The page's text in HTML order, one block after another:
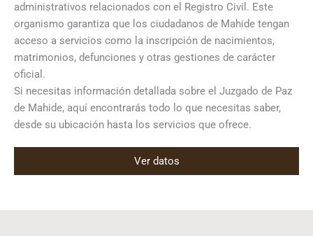
administrativos relacionados con el Registro Civil. Este
organismo garantiza que los ciudadanos de Mahide tengan
acceso a servicios como la inscripción de nacimientos,
matrimonios, defunciones y otras gestiones de carácter
oficial.
Si necesitas información detallada sobre el Juzgado de Paz
de Mahide, aquí encontrarás todo lo que necesitas saber,
desde su ubicación hasta los servicios que ofrece.
Ver datos